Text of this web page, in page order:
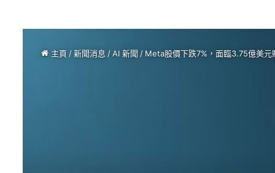
主頁 /新聞消息 /AI 新聞 / Meta股價下跌7%，面臨3.75億美元